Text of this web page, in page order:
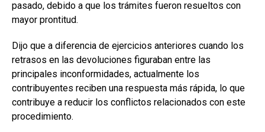
pasado, debido a que los trámites fueron resueltos con
mayor prontitud.
Dijo que a diferencia de ejercicios anteriores cuando los
retrasos en las devoluciones figuraban entre las
principales inconformidades, actualmente los
contribuyentes reciben una respuesta más rápida, lo que
contribuye a reducir los conflictos relacionados con este
procedimiento.